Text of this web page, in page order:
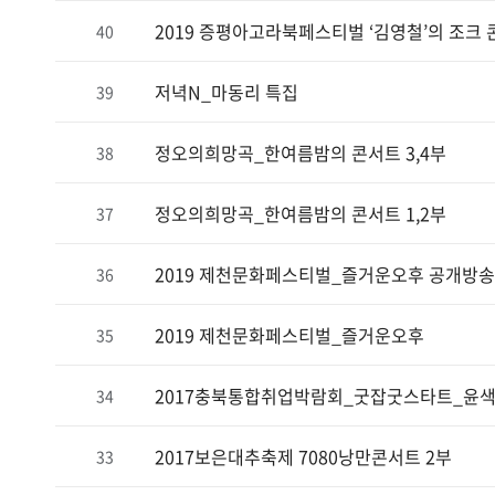
40 2019 증평아고라북페스티벌 ‘김영철’의 조크
39 저녁N_마동리 특집
38 정오의희망곡_한여름밤의 콘서트 3,4부
37 정오의희망곡_한여름밤의 콘서트 1,2부
36 2019 제천문화페스티벌_즐거운오후 공개방송
35 2019 제천문화페스티벌_즐거운오후
34 2017충북통합취업박람회_굿잡굿스타트_윤
33 2017보은대추축제 7080낭만콘서트 2부